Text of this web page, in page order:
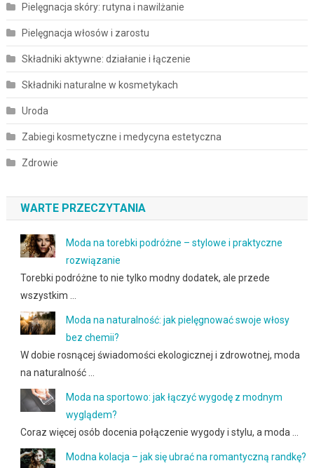
Pielęgnacja skóry: rutyna i nawilżanie
Pielęgnacja włosów i zarostu
Składniki aktywne: działanie i łączenie
Składniki naturalne w kosmetykach
Uroda
Zabiegi kosmetyczne i medycyna estetyczna
Zdrowie
WARTE PRZECZYTANIA
Moda na torebki podróżne – stylowe i praktyczne
rozwiązanie
Torebki podróżne to nie tylko modny dodatek, ale przede
wszystkim …
Moda na naturalność: jak pielęgnować swoje włosy
bez chemii?
W dobie rosnącej świadomości ekologicznej i zdrowotnej, moda
na naturalność …
Moda na sportowo: jak łączyć wygodę z modnym
wyglądem?
Coraz więcej osób docenia połączenie wygody i stylu, a moda …
Modna kolacja – jak się ubrać na romantyczną randkę?